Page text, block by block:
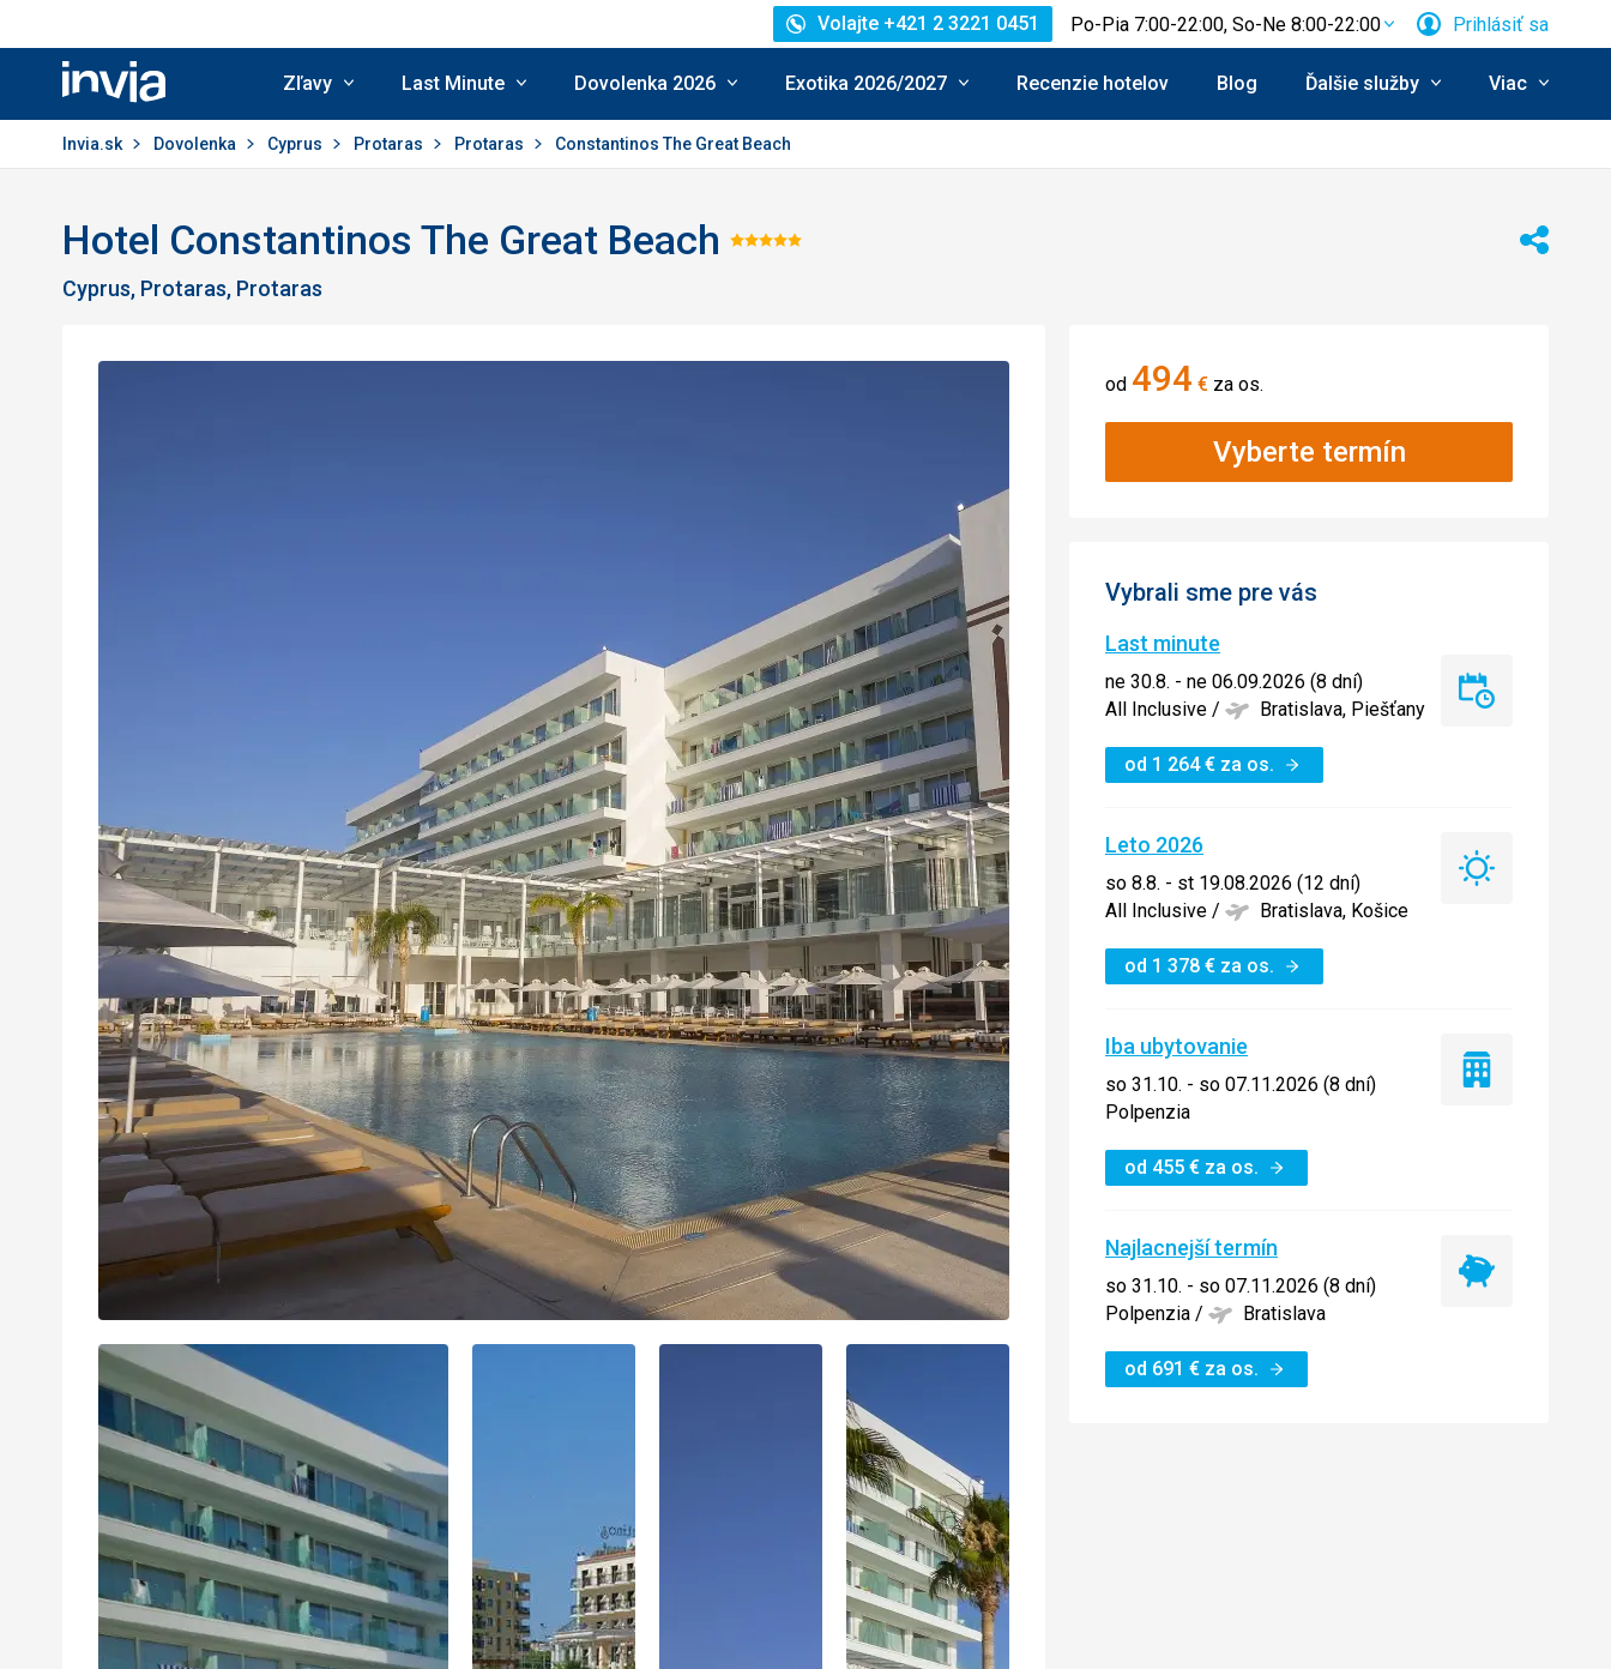
Invia.sk
Volajte +421 2 3221 0451 Po-Pia 7:00-22:00, So-Ne 8:00-22:00 Prihlásiť sa
Zľavy Last Minute Dovolenka 2026 Exotika 2026/2027 Recenzie hotelov Blog Ďalšie služby Viac
Invia.sk Dovolenka Cyprus Protaras Protaras Constantinos The Great Beach
Hotel Constantinos The Great Beach Hodnotenie:
Cyprus, Protaras, Protaras
Zdieľať
od 494 € za os.
Vyberte termín
Vybrali sme pre vás
Last minute
ne 30.8. - ne 06.09.2026 (8 dní)
All Inclusive / Bratislava, Piešťany
od 1 264€ za os.
Last
Leto 2026
so 8.8. - st 19.08.2026 (12 dní)
All Inclusive / Bratislava, Košice
od 1 378 € za os.
Leto
Iba ubytovanie
so 31.10. - so 07.11.2026 (8 dní)
Polpenzia
od 455 € za os.
Iba
Najlacnejší termín
so 31.10. - so 07.11.2026 (8 dní)
Polpenzia / Bratislava
od 691 € za os.
Najlacnejší